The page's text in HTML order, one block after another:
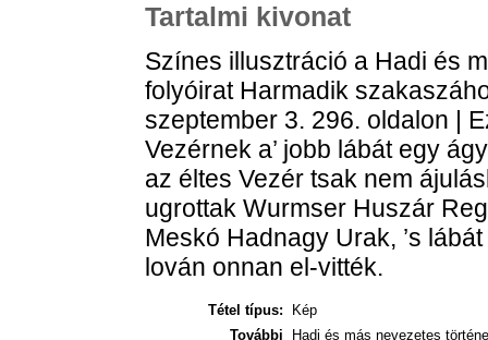
Tartalmi kivonat
Színes illusztráció a Hadi és
folyóirat Harmadik
szeptember 3. 296. oldalon |
Vezérnek a’ jobb lábát egy
az éltes Vezér tsak nem
ugrottak Wurmser Huszár
Meskó Hadnagy Urak, ’s
lován onnan el-vitték.
Tétel típus:
Kép
További
Hadi és más nevezetes